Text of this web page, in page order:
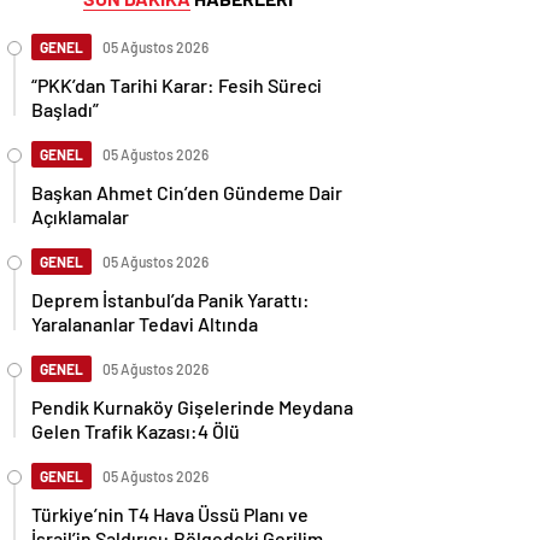
GENEL 05 Ağustos 2026
“PKK’dan Tarihi Karar: Fesih Süreci
Başladı”
GENEL 05 Ağustos 2026
Başkan Ahmet Cin’den Gündeme Dair
Açıklamalar
GENEL 05 Ağustos 2026
Deprem İstanbul’da Panik Yarattı:
Yaralananlar Tedavi Altında
GENEL 05 Ağustos 2026
Pendik Kurnaköy Gişelerinde Meydana
Gelen Trafik Kazası:4 Ölü
GENEL 05 Ağustos 2026
Türkiye’nin T4 Hava Üssü Planı ve